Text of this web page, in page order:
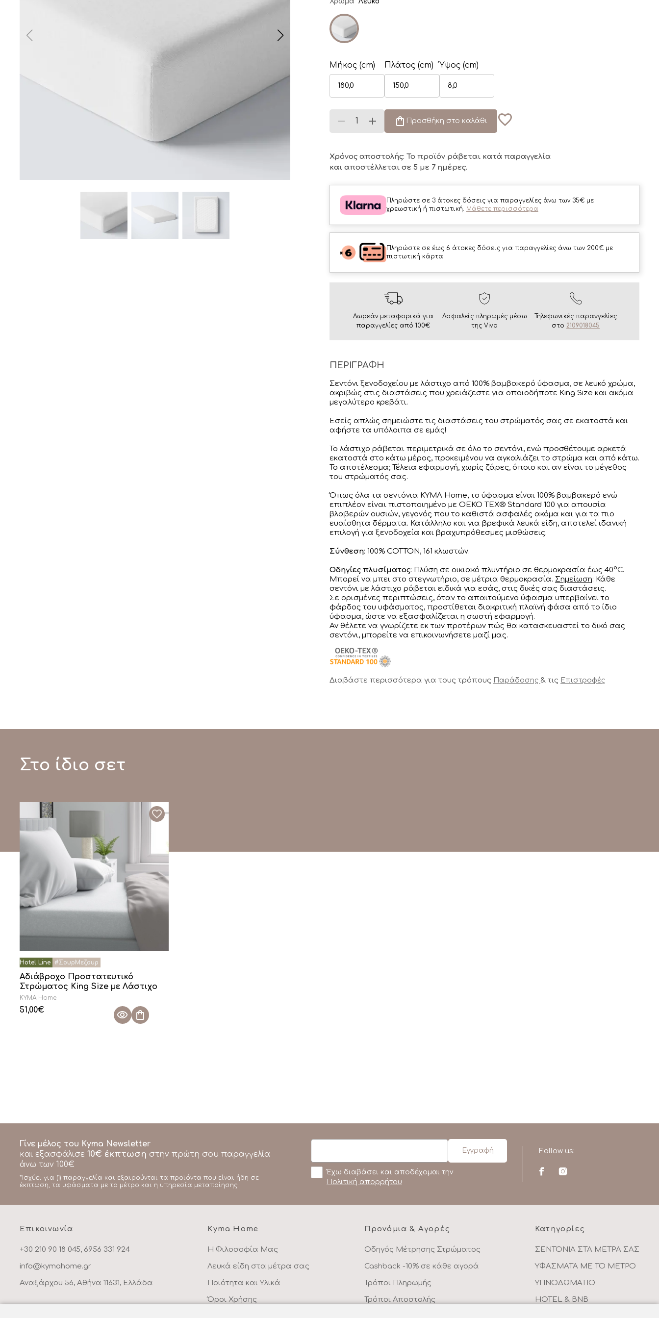
Μήκος (cm) Πλάτος (cm) Ύψος (cm)
Προσθήκη στο καλάθι
Χρόνος αποστολής: Το προϊόν ράβεται κατά παραγγελία
και αποστέλλεται σε 5 με 7 ημέρες.
Πληρώστε σε 3 άτοκες δόσεις για παραγγελίες άνω των 35€ με
χρεωστική ή πιστωτική. Μάθετε περισσότερα
Πληρώστε σε έως 6 άτοκες δόσεις για παραγγελίες άνω των 200€ με
πιστωτική κάρτα.
Δωρεάν μεταφορικά για
παραγγελίες από 100€
Ασφαλείς πληρωμές μέσω
της Viva
Τηλεφωνικές παραγγελίες
στο 2109018045
ΠΕΡΙΓΡΑΦΗ
Σεντόνι ξενοδοχείου με λάστιχο από 100% βαμβακερό ύφασμα, σε λευκό χρώμα,
ακριβώς στις διαστάσεις που χρειάζεστε για οποιοδήποτε King Size και ακόμα
μεγαλύτερο κρεβάτι.
Εσείς απλώς σημειώστε τις διαστάσεις του στρώματός σας σε εκατοστά και
αφήστε τα υπόλοιπα σε εμάς!
Το λάστιχο ράβεται περιμετρικά σε όλο το σεντόνι, ενώ προσθέτουμε αρκετά
εκατοστά στο κάτω μέρος, προκειμένου να αγκαλιάζει το στρώμα και από κάτω.
Το αποτέλεσμα; Τέλεια εφαρμογή, χωρίς ζάρες, όποιο και αν είναι το μέγεθος
του στρώματός σας.
Όπως όλα τα σεντόνια KYMA Home, το ύφασμα είναι 100% βαμβακερό ενώ
επιπλέον είναι πιστοποιημένο με OEKO TEX® Standard 100 για απουσία
βλαβερών ουσιών, γεγονός που το καθιστά ασφαλές ακόμα και για τα πιο
ευαίσθητα δέρματα. Κατάλληλο και για βρεφικά λευκά είδη, αποτελεί ιδανική
επιλογή για ξενοδοχεία και βραχυπρόθεσμες μισθώσεις.
Σύνθεση: 100% COTTON, 161 κλωστών.
Οδηγίες πλυσίματος: Πλύση σε οικιακό πλυντήριο σε θερμοκρασία έως 40°C.
Μπορεί να μπει στο στεγνωτήριο, σε μέτρια θερμοκρασία. Σημείωση: Κάθε
σεντόνι με λάστιχο ράβεται ειδικά για εσάς, στις δικές σας διαστάσεις.
Σε ορισμένες περιπτώσεις, όταν το απαιτούμενο ύφασμα υπερβαίνει το
φάρδος του υφάσματος, προστίθεται διακριτική πλαϊνή φάσα από το ίδιο
ύφασμα, ώστε να εξασφαλίζεται η σωστή εφαρμογή.
Αν θέλετε να γνωρίζετε εκ των προτέρων πώς θα κατασκευαστεί το δικό σας
σεντόνι, μπορείτε να επικοινωνήσετε μαζί μας.
Διαβάστε περισσότερα για τους τρόπους Παράδοσης & τις Επιστροφές
Στο ίδιο σετ
Αδιάβροχο Προστατευτικό
Στρώματος King Size με Λάστιχο
KYMA Home
51,00€
Γίνε μέλος του Kyma Newsletter
και εξασφάλισε 10€ έκπτωση στην πρώτη σου παραγγελία
άνω των 100€
*Ισχύει για (1) παραγγελία και εξαιρούνται τα προϊόντα που είναι ήδη σε
έκπτωση, τα υφάσματα με το μέτρο και η υπηρεσία μεταποίησης.
Έχω διαβάσει και αποδέχομαι την
Πολιτική απορρήτου
Follow us:
Επικοινωνία
+30 210 90 18 045, 6956 331 924
info@kymahome.gr
Αναξάρχου 56, Αθήνα 11631, Ελλάδα
Kyma Home
Η Φιλοσοφία Μας
Λευκά είδη στα μέτρα σας
Ποιότητα και Υλικά
Όροι Χρήσης
Προνόμια & Αγορές
Οδηγός Μέτρησης Στρώματος
Cashback -10% σε κάθε αγορά
Τρόποι Πληρωμής
Τρόποι Αποστολής
Κατηγορίες
ΣΕΝΤΟΝΙΑ ΣΤΑ ΜΕΤΡΑ ΣΑΣ
ΥΦΑΣΜΑΤΑ ΜΕ ΤΟ ΜΕΤΡΟ
ΥΠΝΟΔΩΜΑΤΙΟ
HOTEL & BNB